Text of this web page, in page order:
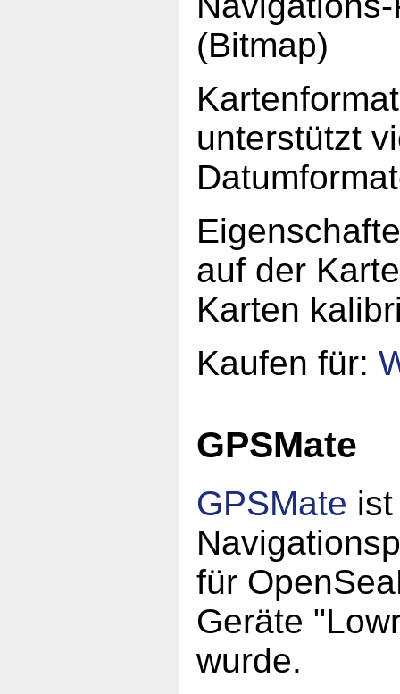
(Bitmap)
unterstützt
auf der
Karten
Kaufen für:
GPSMate
GPSMate
für
Geräte
wurde.